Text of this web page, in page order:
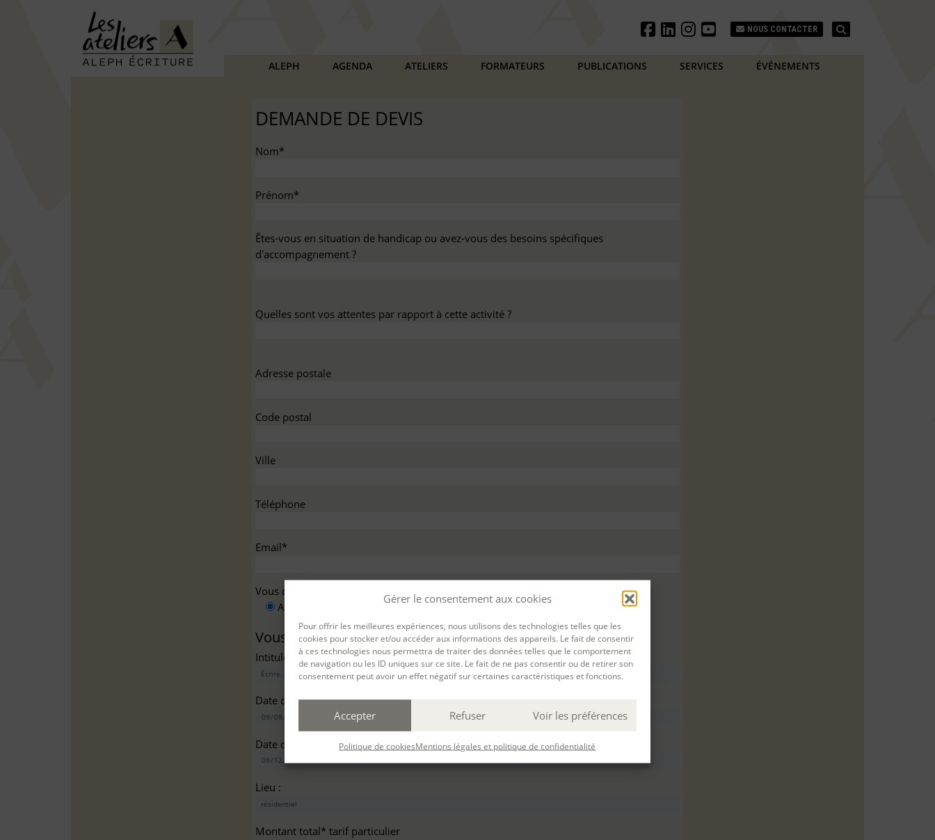
Gérer le consentement aux cookies
Pour offrir les meilleures expériences, nous utilisons des technologies telles que les
cookies pour stocker et/ou accéder aux informations des appareils. Le fait de consentir
à ces technologies nous permettra de traiter des données telles que le comportement
de navigation ou les ID uniques sur ce site. Le fait de ne pas consentir ou de retirer son
consentement peut avoir un effet négatif sur certaines caractéristiques et fonctions.
Accepter Refuser Voir les préférences
Politique de cookiesMentions légales et politique de confidentialité
NOUS CONTACTER
ALEPH AGENDA ATELIERS FORMATEURS PUBLICATIONS SERVICES ÉVÉNEMENTS
DEMANDE DE DEVIS
Nom*
Prénom*
Êtes-vous en situation de handicap ou avez-vous des besoins spécifiques
d'accompagnement ?
Quelles sont vos attentes par rapport à cette activité ?
Adresse postale
Code postal
Ville
Téléphone
Email*
Vous demandez ce devis :
A titre personnel
Pour bénéficier d’un financement
Vous souhaitez vous inscrire à :
Intitulé(s)*
Date de début*
Date de fin*
Lieu :
Montant total* tarif particulier